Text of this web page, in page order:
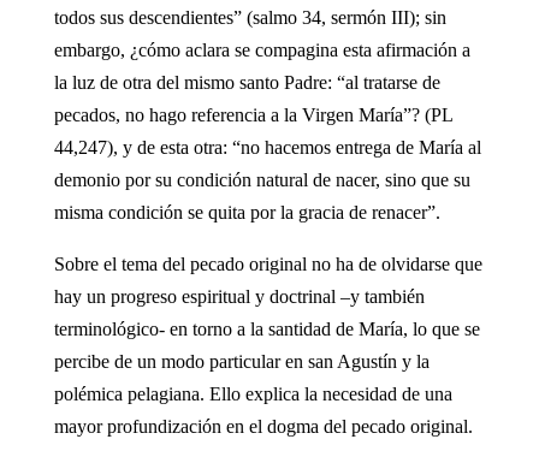
todos sus descendientes” (salmo 34, sermón III); sin
embargo, ¿cómo aclara se compagina esta afirmación a
la luz de otra del mismo santo Padre: “al tratarse de
pecados, no hago referencia a la Virgen María”? (PL
44,247), y de esta otra: “no hacemos entrega de María al
demonio por su condición natural de nacer, sino que su
misma condición se quita por la gracia de renacer”.
Sobre el tema del pecado original no ha de olvidarse que
hay un progreso espiritual y doctrinal –y también
terminológico- en torno a la santidad de María, lo que se
percibe de un modo particular en san Agustín y la
polémica pelagiana. Ello explica la necesidad de una
mayor profundización en el dogma del pecado original.